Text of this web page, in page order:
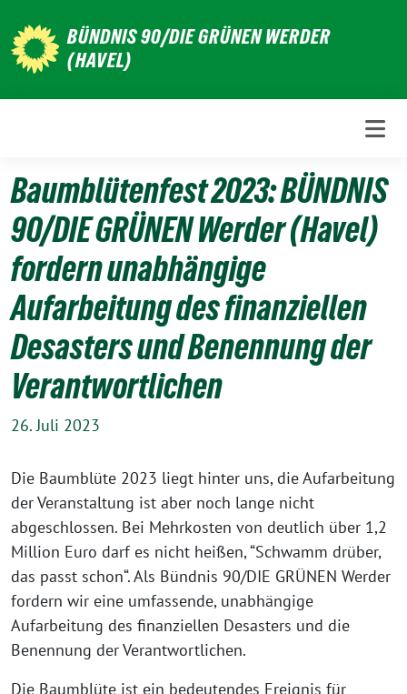
zum
Inhalt
BÜNDNIS 90/DIE GRÜNEN WERDER
(HAVEL)
Baumblütenfest 2023: BÜNDNIS
90/DIE GRÜNEN Werder (Havel)
fordern unabhängige
Aufarbeitung des finanziellen
Desasters und Benennung der
Verantwortlichen
26. Juli 2023
Die Baumblüte 2023 liegt hinter uns, die Aufarbeitung
der Veranstaltung ist aber noch lange nicht
abgeschlossen. Bei Mehrkosten von deutlich über 1,2
Million Euro darf es nicht heißen, “Schwamm drüber,
das passt schon“. Als Bündnis 90/DIE GRÜNEN Werder
fordern wir eine umfassende, unabhängige
Aufarbeitung des finanziellen Desasters und die
Benennung der Verantwortlichen.
Die Baumblüte ist ein bedeutendes Ereignis für